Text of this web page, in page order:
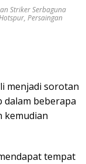
Striker Serbaguna
, Persaingan
menjadi sorotan
beberapa
kemudian
tempat